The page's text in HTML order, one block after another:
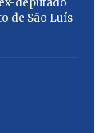
deputado
de São Luís